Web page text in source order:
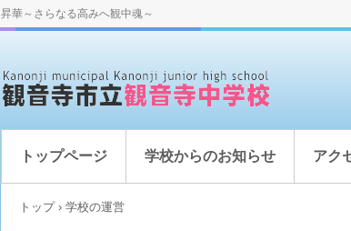
昇華～さらなる高みへ観中魂～
トップページ 学校からのお知らせ アク
トップ › 学校の運営